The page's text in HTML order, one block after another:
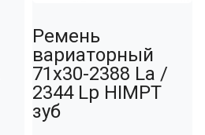
Ремень
вариаторный
71х30-2388 La /
2344 Lp HIMPT
зуб